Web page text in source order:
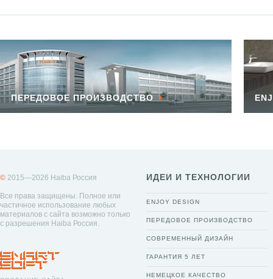
ПЕРЕДОВОЕ ПРОИЗВОДСТВО
© 2015—2026 Haiba Россия
Все права защищены. Полное или
частичное использование любых
материалов с сайта возможно только
с разрешения Haiba Россия.
ИДЕИ И ТЕХНОЛОГИИ
ENJOY DESIGN
ПЕРЕДОВОЕ ПРОИЗВОДСТВО
СОВРЕМЕННЫЙ ДИЗАЙН
ГАРАНТИЯ 5 ЛЕТ
НЕМЕЦКОЕ КАЧЕСТВО